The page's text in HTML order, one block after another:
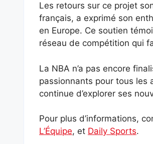
Les retours sur ce projet
français, a exprimé son
en Europe. Ce soutien
réseau de compétition qui
La NBA n’a pas encore
passionnants pour tous les
continue d’explorer ses
Pour plus d’informations,
L’Équipe, et Daily Sports.